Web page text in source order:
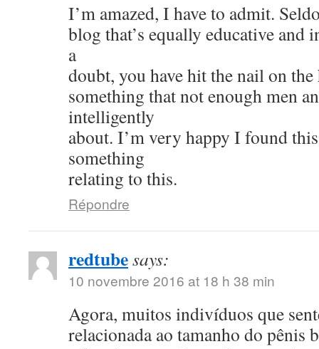
I’m amazed, I have to admit.
blog that’s equally educative and
a
doubt, you have hit the nail on the
something that not enough men
intelligently
about. I’m very happy I found
something
relating to this.
Répondre
redtubesays:
10 novembre 2016 at 18 h 38 min
Agora, muitos indivíduos que
relacionada ao tamanho do pênis